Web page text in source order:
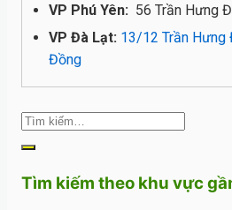
VP Phú Yên: 56 Trần Hưng
VP Đà Lạt: 13/12 Trần Hưng
Đồng
Tìm kiếm theo khu vực